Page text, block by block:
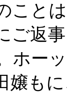
こと
ご返
ホー
嬢も